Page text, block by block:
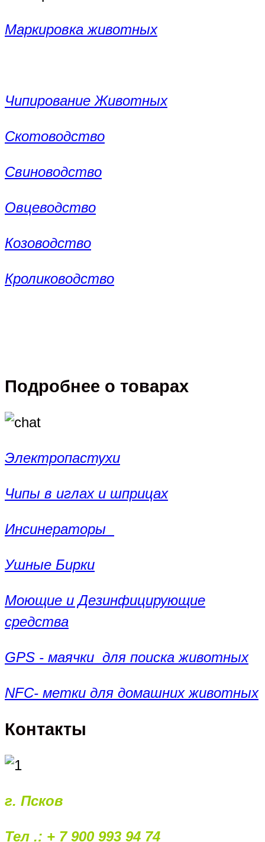
Маркировка животных
Чипирование Животных
Скотоводство
Свиноводство
Овцеводство
Козоводство
Кролиководство
Подробнее о товарах
Электропастухи
Чипы в иглах и шприцах
Инсинераторы
Ушные Бирки
Моющие и Дезинфицирующие
средства
GPS - маячки для поиска животных
NFC- метки для домашних животных
Контакты
г. Псков
Тел .: + 7 900 993 94 74